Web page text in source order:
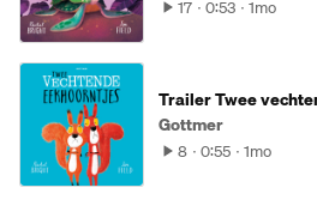
17 0:53 1mo
Trailer Twee
Gottmer
8 0:55 1mo